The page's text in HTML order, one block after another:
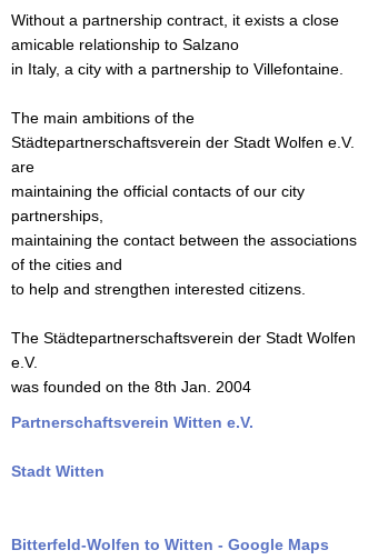
Without a partnership contract, it exists a close
amicable relationship to Salzano
in Italy, a city with a partnership to Villefontaine.
The main ambitions of the
Städtepartnerschaftsverein der Stadt Wolfen e.V.
are
maintaining the official contacts of our city
partnerships,
maintaining the contact between the associations
of the cities and
to help and strengthen interested citizens.
The Städtepartnerschaftsverein der Stadt Wolfen
e.V.
was founded on the 8th Jan. 2004
Partnerschaftsverein Witten e.V.
Stadt Witten
Bitterfeld-Wolfen to Witten - Google Maps